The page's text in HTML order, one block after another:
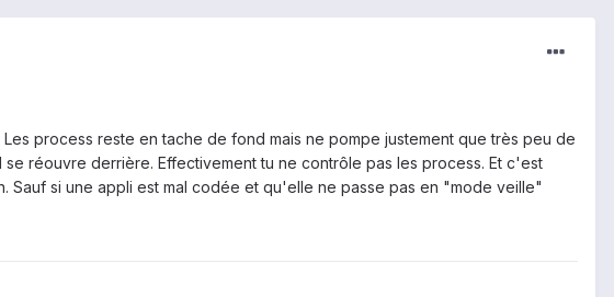
process reste en tache de fond mais ne pompe justement que très peu de
réouvre derrière. Effectivement tu ne contrôle pas les process. Et c'est
si une appli est mal codée et qu'elle ne passe pas en "mode veille"